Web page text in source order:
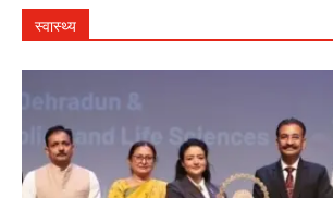
स्वास्थ्य